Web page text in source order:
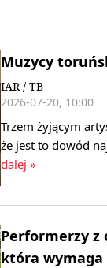
Muzycy
IAR / TB
2026-07-20, 10:00
Trzem żyjącym
że jest to dowód
dalej »
Performerzy z
która wymaga